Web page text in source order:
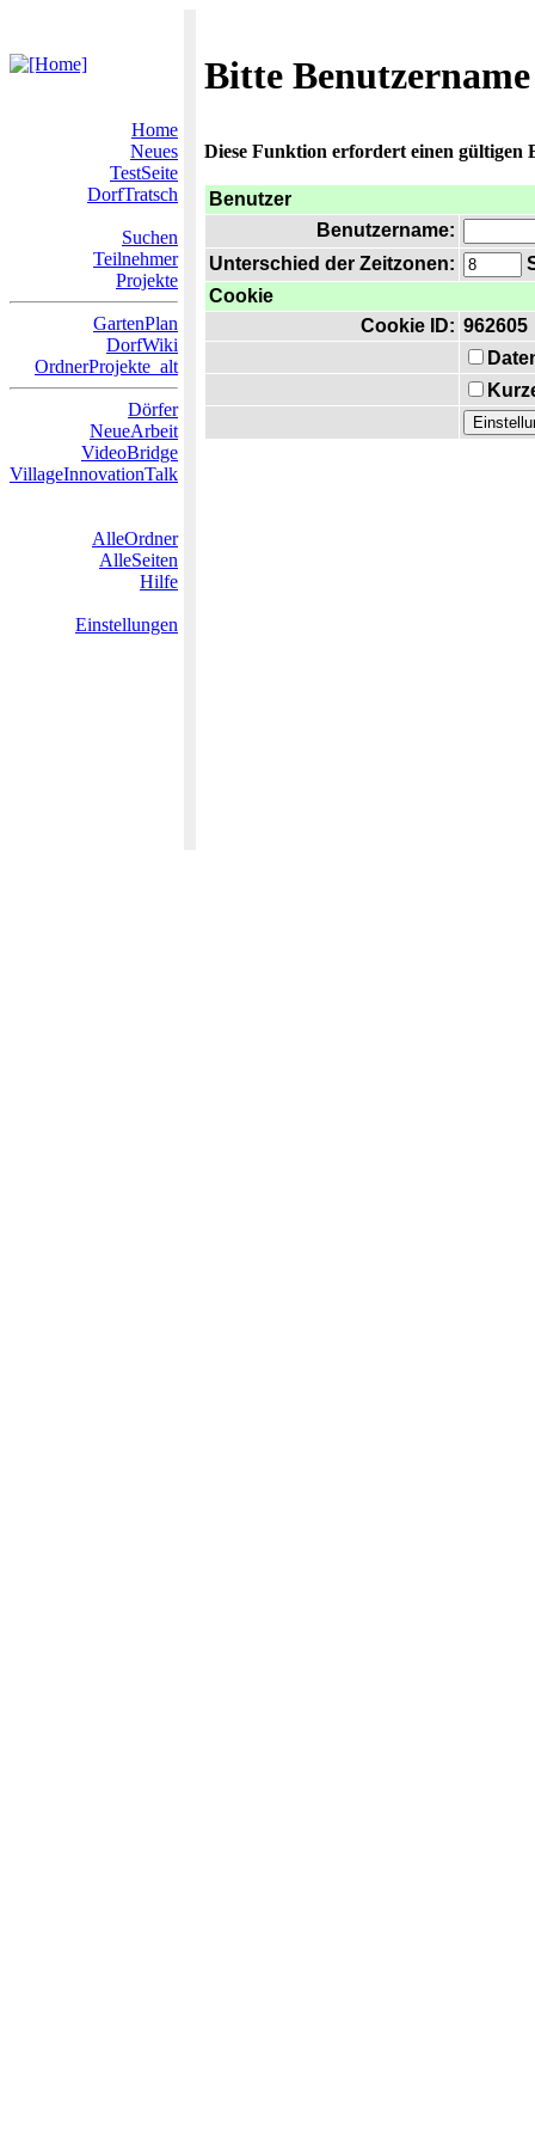
Bitte
Home
Neues
TestSeite
DorfTratsch
Suchen
Teilnehmer
Projekte
GartenPlan
DorfWiki
OrdnerProjekte_alt
Dörfer
NeueArbeit
VideoBridge
VillageInnovationTalk
AlleOrdner
AlleSeiten
Hilfe
Einstellungen
Diese Funktion erfordert einen gültigen
Benutzer
Benutzername:
Unterschied der Zeitzonen:
Cookie
Cookie ID: 962605